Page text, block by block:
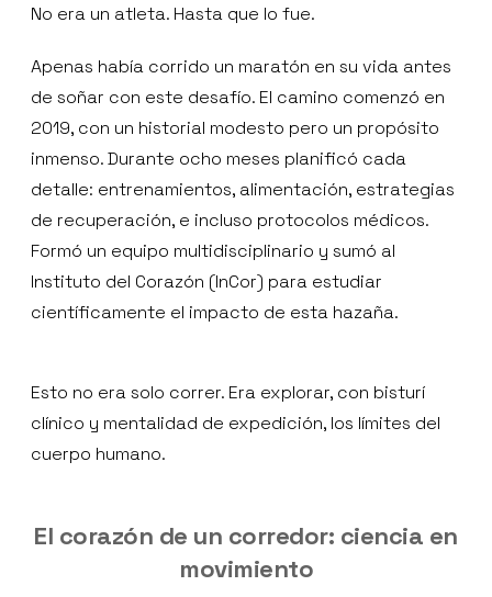
No era un atleta. Hasta que lo fue.
Apenas había corrido un maratón en su vida antes
de soñar con este desafío. El camino comenzó en
2019, con un historial modesto pero un propósito
inmenso. Durante ocho meses planificó cada
detalle: entrenamientos, alimentación, estrategias
de recuperación, e incluso protocolos médicos.
Formó un equipo multidisciplinario y sumó al
Instituto del Corazón (InCor) para estudiar
científicamente el impacto de esta hazaña.
Esto no era solo correr. Era explorar, con bisturí
clínico y mentalidad de expedición, los límites del
cuerpo humano.
El corazón de un corredor: ciencia en
movimiento